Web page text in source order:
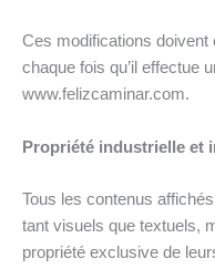
Ces modifications doivent
chaque fois qu’il effectue
www.felizcaminar.com.
Propriété industrielle et
Tous les contenus
tant visuels que textuels,
propriété exclusive de